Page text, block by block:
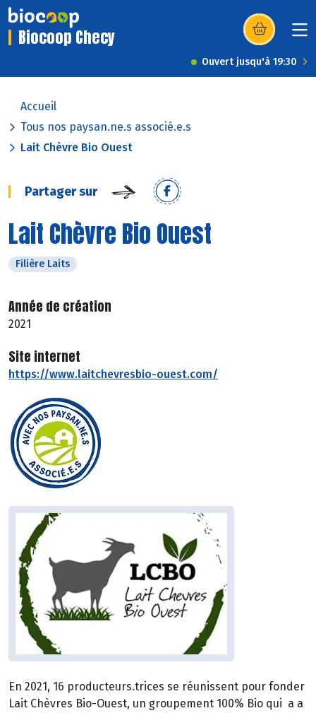
Biocoop Checy (s’ouvre dans
Ouvert jusqu'à 19:30
Accueil
Tous nos paysan.ne.s associé.e.s
Lait Chèvre Bio Ouest
Partager sur
Lait Chèvre Bio Ouest
Filière Laits
Année de création
2021
Site internet
https://www.laitchevresbio-ouest.com/
En 2021, 16 producteurs.trices se réunissent pour fonder
Lait Chèvres Bio-Ouest, un groupement 100% Bio qui a a